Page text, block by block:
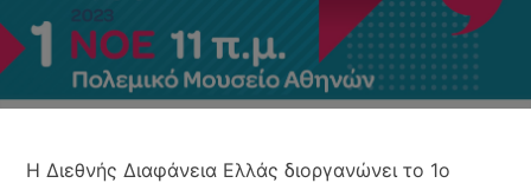
Η Διεθνής Διαφάνεια Ελλάς διοργανώνει το 1ο